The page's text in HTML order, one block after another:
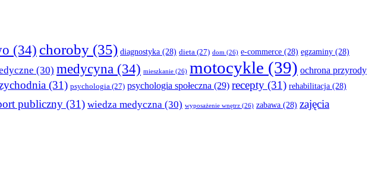
(34) choroby (35) diagnostyka (28) dieta (27) dom (26) e-commerce (28) egzaminy (28)
(30) medycyna (34) mieszkanie (26) motocykle (39) ochrona przyrody
(31) psychologia (27) psychologia społeczna (29) recepty (31) rehabilitacja (28)
publiczny (31) wiedza medyczna (30) wyposażenie wnętrz (26) zabawa (28) zajęcia